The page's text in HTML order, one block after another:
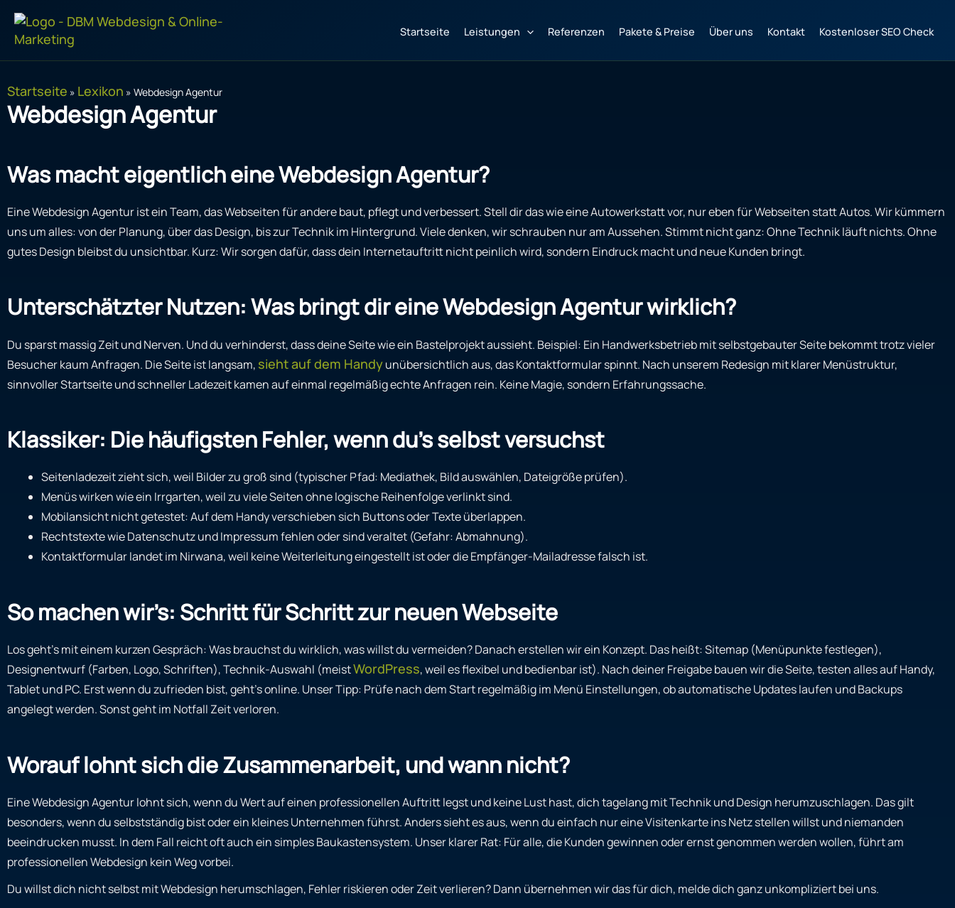
Inhalt
springen
Startseite Leistungen Referenzen Pakete & Preise Über uns Kontakt Kostenloser SEO Check
Startseite » Lexikon » Webdesign Agentur
Webdesign Agentur
Was macht eigentlich eine Webdesign Agentur?
Eine Webdesign Agentur ist ein Team, das Webseiten für andere baut, pflegt und verbessert. Stell dir das wie eine Autowerkstatt vor, nur eben für Webseiten statt Autos. Wir kümmern
uns um alles: von der Planung, über das Design, bis zur Technik im Hintergrund. Viele denken, wir schrauben nur am Aussehen. Stimmt nicht ganz: Ohne Technik läuft nichts. Ohne
gutes Design bleibst du unsichtbar. Kurz: Wir sorgen dafür, dass dein Internetauftritt nicht peinlich wird, sondern Eindruck macht und neue Kunden bringt.
Unterschätzter Nutzen: Was bringt dir eine Webdesign Agentur wirklich?
Du sparst massig Zeit und Nerven. Und du verhinderst, dass deine Seite wie ein Bastelprojekt aussieht. Beispiel: Ein Handwerksbetrieb mit selbstgebauter Seite bekommt trotz vieler
Besucher kaum Anfragen. Die Seite ist langsam, sieht auf dem Handyunübersichtlich aus, das Kontaktformular spinnt. Nach unserem Redesign mit klarer Menüstruktur,
sinnvoller Startseite und schneller Ladezeit kamen auf einmal regelmäßig echte Anfragen rein. Keine Magie, sondern Erfahrungssache.
Klassiker: Die häufigsten Fehler, wenn du’s selbst versuchst
Seitenladezeit zieht sich, weil Bilder zu groß sind (typischer Pfad: Mediathek, Bild auswählen, Dateigröße prüfen).
Menüs wirken wie ein Irrgarten, weil zu viele Seiten ohne logische Reihenfolge verlinkt sind.
Mobilansicht nicht getestet: Auf dem Handy verschieben sich Buttons oder Texte überlappen.
Rechtstexte wie Datenschutz und Impressum fehlen oder sind veraltet (Gefahr: Abmahnung).
Kontaktformular landet im Nirwana, weil keine Weiterleitung eingestellt ist oder die Empfänger-Mailadresse falsch ist.
So machen wir’s: Schritt für Schritt zur neuen Webseite
Los geht’s mit einem kurzen Gespräch: Was brauchst du wirklich, was willst du vermeiden? Danach erstellen wir ein Konzept. Das heißt: Sitemap (Menüpunkte festlegen),
Designentwurf (Farben, Logo, Schriften), Technik-Auswahl (meistWordPress, weil es flexibel und bedienbar ist). Nach deiner Freigabe bauen wir die Seite, testen alles auf Handy,
Tablet und PC. Erst wenn du zufrieden bist, geht’s online. Unser Tipp: Prüfe nach dem Start regelmäßig im Menü Einstellungen, ob automatische Updates laufen und Backups
angelegt werden. Sonst geht im Notfall Zeit verloren.
Worauf lohnt sich die Zusammenarbeit, und wann nicht?
Eine Webdesign Agentur lohnt sich, wenn du Wert auf einen professionellen Auftritt legst und keine Lust hast, dich tagelang mit Technik und Design herumzuschlagen. Das gilt
besonders, wenn du selbstständig bist oder ein kleines Unternehmen führst. Anders sieht es aus, wenn du einfach nur eine Visitenkarte ins Netz stellen willst und niemanden
beeindrucken musst. In dem Fall reicht oft auch ein simples Baukastensystem. Unser klarer Rat: Für alle, die Kunden gewinnen oder ernst genommen werden wollen, führt am
professionellen Webdesign kein Weg vorbei.
Du willst dich nicht selbst mit Webdesign herumschlagen, Fehler riskieren oder Zeit verlieren? Dann übernehmen wir das für dich, melde dich ganz unkompliziert bei uns.